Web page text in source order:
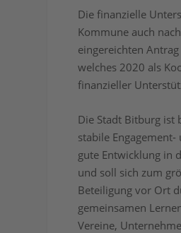
Die finanzielle
Kommune auch
eingereichten
welches 2020 als
finanzieller
Die Stadt Bitburg ist
stabile
gute Entwicklung in
und soll sich zum
Beteiligung vor Ort
gemeinsamen
Vereine,